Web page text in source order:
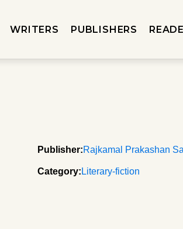
WRITERS PUBLISHERS
Publisher:Rajkamal Prakashan
Category: Literary-fiction